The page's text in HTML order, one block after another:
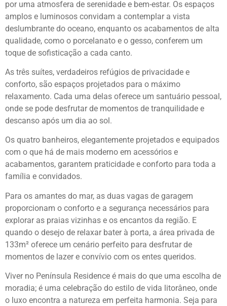
por uma atmosfera de serenidade e bem-estar. Os espaços
amplos e luminosos convidam a contemplar a vista
deslumbrante do oceano, enquanto os acabamentos de alta
qualidade, como o porcelanato e o gesso, conferem um
toque de sofisticação a cada canto.
As três suítes, verdadeiros refúgios de privacidade e
conforto, são espaços projetados para o máximo
relaxamento. Cada uma delas oferece um santuário pessoal,
onde se pode desfrutar de momentos de tranquilidade e
descanso após um dia ao sol.
Os quatro banheiros, elegantemente projetados e equipados
com o que há de mais moderno em acessórios e
acabamentos, garantem praticidade e conforto para toda a
família e convidados.
Para os amantes do mar, as duas vagas de garagem
proporcionam o conforto e a segurança necessários para
explorar as praias vizinhas e os encantos da região. E
quando o desejo de relaxar bater à porta, a área privada de
133m² oferece um cenário perfeito para desfrutar de
momentos de lazer e convívio com os entes queridos.
Viver no Península Residence é mais do que uma escolha de
moradia; é uma celebração do estilo de vida litorâneo, onde
o luxo encontra a natureza em perfeita harmonia. Seja para